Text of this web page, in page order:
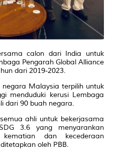
calon dari India untuk
Pengarah Global Alliance
dari 2019-2023.
Malaysia terpilih untuk
menduduki kerusi Lembaga
dari 90 buah negara.
ahli untuk bekerjasama
3.6 yang menyarankan
dan kecederaan
oleh PBB.